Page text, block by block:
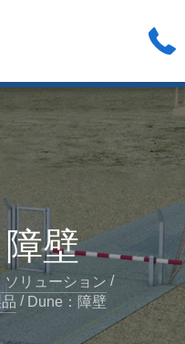
壁
リューション /
/ Dune：障壁